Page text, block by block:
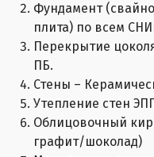
Фундамент
плита) по всем
Перекрытие
ПБ.
Стены –
Утепление стен
Облицовочный
графит/шоколад)